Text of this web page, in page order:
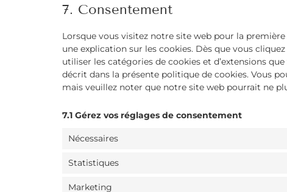
7. Consentement
Lorsque vous visitez notre site web pour la
une explication sur les cookies. Dès que vous
utiliser les catégories de cookies et d’extensions
décrit dans la présente politique de cookies. Vous
mais veuillez noter que notre site web pourrait ne
7.1 Gérez vos réglages de consentement
Nécessaires
Statistiques
Marketing